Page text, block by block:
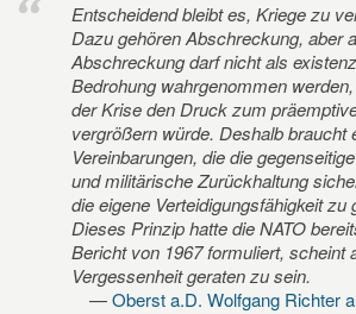
Entscheidend bleibt es, Kriege zu
Dazu gehören Abschreckung, aber
Abschreckung darf nicht als
Bedrohung wahrgenommen
der Krise den Druck zum
vergrößern würde. Deshalb braucht
Vereinbarungen, die die
und militärische Zurückhaltung
die eigene Verteidigungsfähigkeit zu
Dieses Prinzip hatte die NATO
Bericht von 1967 formuliert, scheint
Vergessenheit geraten zu sein.
Oberst a.D. Wolfgang Richter